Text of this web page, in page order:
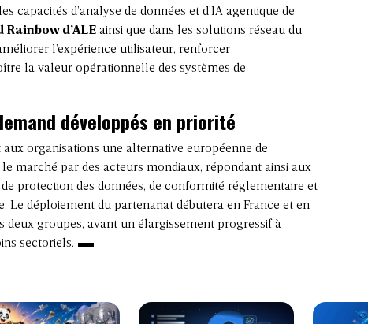
capacités d’analyse de données et d’IA agentique de
d’ALE ainsi que dans les solutions réseau du
l’expérience utilisateur, renforcer
la valeur opérationnelle des systèmes de
développés en priorité
organisations une alternative européenne de
marché par des acteurs mondiaux, répondant ainsi aux
protection des données, de conformité réglementaire et
Le déploiement du partenariat débutera en France et en
groupes, avant un élargissement progressif à
sectoriels.